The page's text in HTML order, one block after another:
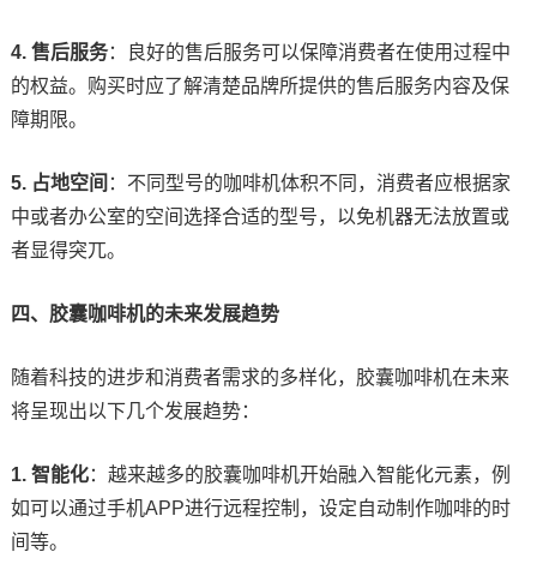
4. 售后服务：良好的售后服务可以保障消费者在使用过程中
的权益。购买时应了解清楚品牌所提供的售后服务内容及保
障期限。
5. 占地空间 ：不同型号的咖啡机体积不同，消费者应根据家
中或者办公室的空间选择合适的型号，以免机器无法放置或
者显得突兀。
四、胶囊咖啡机的未来发展趋势
随着科技的进步和消费者需求的多样化，胶囊咖啡机在未来
将呈现出以下几个发展趋势：
1. 智能化：越来越多的胶囊咖啡机开始融入智能化元素，例
如可以通过手机APP进行远程控制，设定自动制作咖啡的时
间等。